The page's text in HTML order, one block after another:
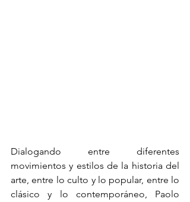
Dialogando entre diferentes
movimientos y estilos de la historia del
arte, entre lo culto y lo popular, entre lo
clásico y lo contemporáneo, Paolo